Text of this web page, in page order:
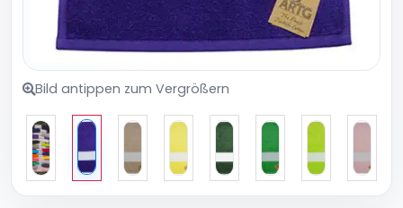
Bild antippen zum Vergrößern